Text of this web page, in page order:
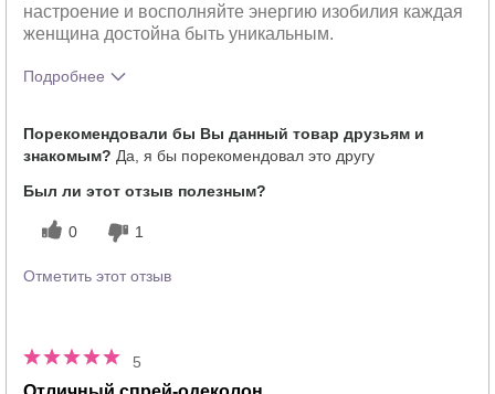
настроение и восполняйте энергию изобилия каждая
женщина достойна быть уникальным.
Подробнее
использования этого
продукта?
ощущается на коже, Хорошо
впитывается
Порекомендовали бы Вы данный товар друзьям и
знакомым? Да, я бы порекомендовал это другу
Был ли этот отзыв полезным?
0 1
Отметить этот отзыв
5